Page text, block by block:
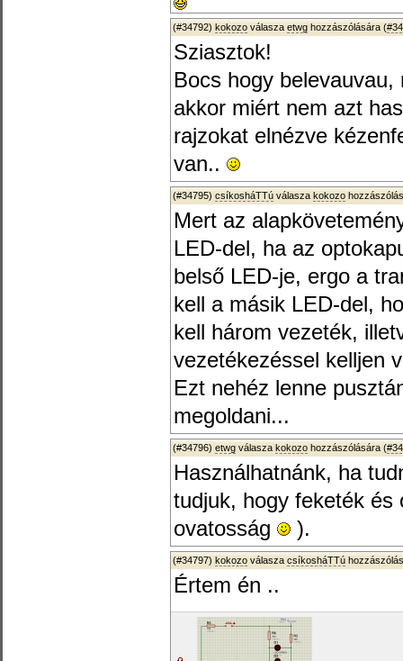
(#34792) kokozo válasza etwg hozzászólására (
Sziasztok!
Bocs hogy
akkor miért nem azt
rajzokat elnézve
van..
(#34795) csíkosháTTú válasza kokozo
Mert az
LED-del, ha az
belső LED-je, ergo a
kell a másik LED-del,
kell három vezeték,
vezetékezéssel kelljen
Ezt nehéz lenne
megoldani...
(#34796) etwg válasza kokozo hozzászólására (
Használhatnánk, ha
tudjuk, hogy feketék és
ovatosság
).
(#34797) kokozo válasza csíkosháTTú
Értem én ..